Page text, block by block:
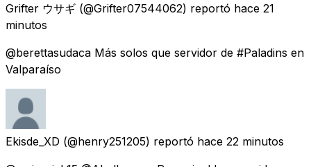
Grifter ウサギ (@Grifter07544062) reportó hace 21
minutos
@berettasudaca Más solos que servidor de #Paladins en
Valparaíso
Ekisde_XD (@henry251205) reportó hace 22 minutos